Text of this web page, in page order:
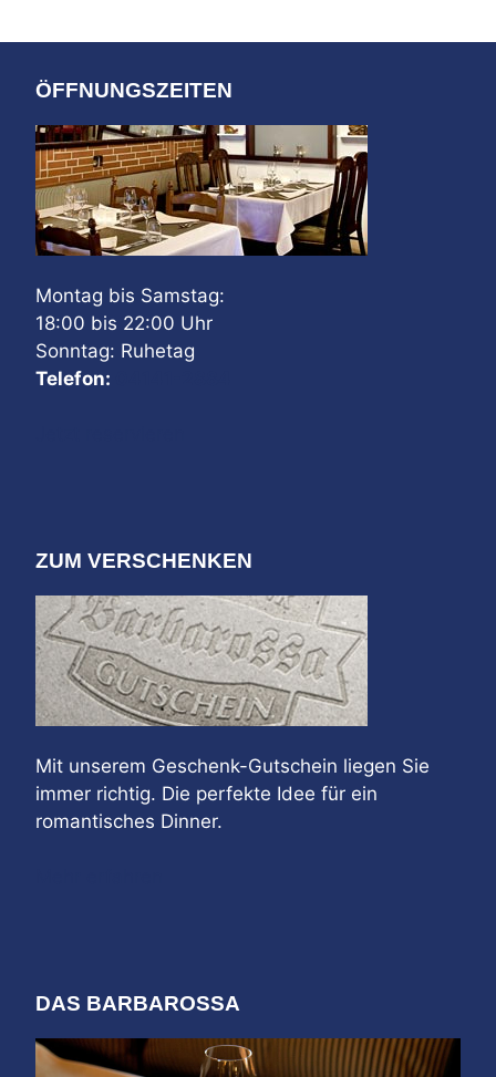
ÖFFNUNGSZEITEN
Montag bis Samstag:
18:00 bis 22:00 Uhr
Sonntag: Ruhetag
Telefon:
ZUM VERSCHENKEN
Mit unserem Geschenk-Gutschein liegen Sie
immer richtig. Die perfekte Idee für ein
romantisches Dinner.
DAS BARBAROSSA